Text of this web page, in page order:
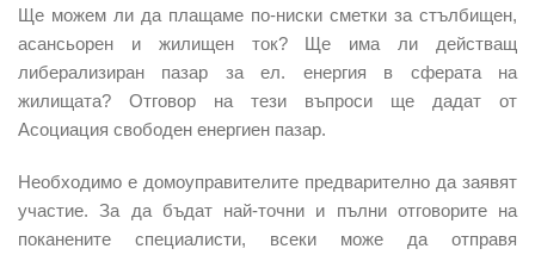
Ще можем ли да плащаме по-ниски сметки за стълбищен,
асансьорен и жилищен ток? Ще има ли действащ
либерализиран пазар за ел.
енергия в сферата на
жилищата? Отговор на тези въпроси ще дадат от
Асоциация свободен енергиен пазар.
Необходимо е домоуправителите предварително да заявят
участие. За да бъдат най-точни и пълни отговорите на
поканените специалисти, всеки може да отправя